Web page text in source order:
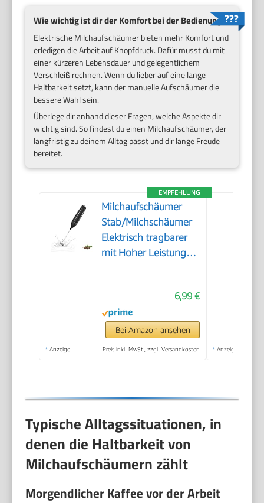
Wie wichtig ist dir der Komfort bei der Bedienung?
Elektrische Milchaufschäumer bieten mehr Komfort und
erledigen die Arbeit auf Knopfdruck. Dafür musst du mit
einer kürzeren Lebensdauer und gelegentlichem
Verschleiß rechnen. Wenn du lieber auf eine lange
Haltbarkeit setzt, kann der manuelle Aufschäumer die
bessere Wahl sein.
Überlege dir anhand dieser Fragen, welche Aspekte dir
wichtig sind. So findest du einen Milchaufschäumer, der
langfristig zu deinem Alltag passt und dir lange Freude
bereitet.
EMPFEHLUNG
Milchaufschäumer
Stab/Milchschäumer
Elektrisch tragbarer
mit Hoher Leistung
batteriebetriebener
für Latte, Matcha-Tee,
Cappuccino, Schwarz
6,99 €
Bei Amazon ansehen
* Anzeige Preis inkl. MwSt., zzgl. Versandkosten * Anzeige
Typische Alltagssituationen, in
denen die Haltbarkeit von
Milchaufschäumern zählt
Morgendlicher Kaffee vor der Arbeit